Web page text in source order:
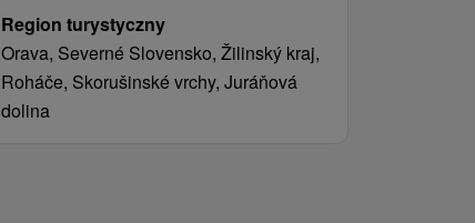
Region turystyczny
Orava, Severné Slovensko, Žilinský kraj,
Roháče, Skorušinské vrchy, Juráňová
dolina